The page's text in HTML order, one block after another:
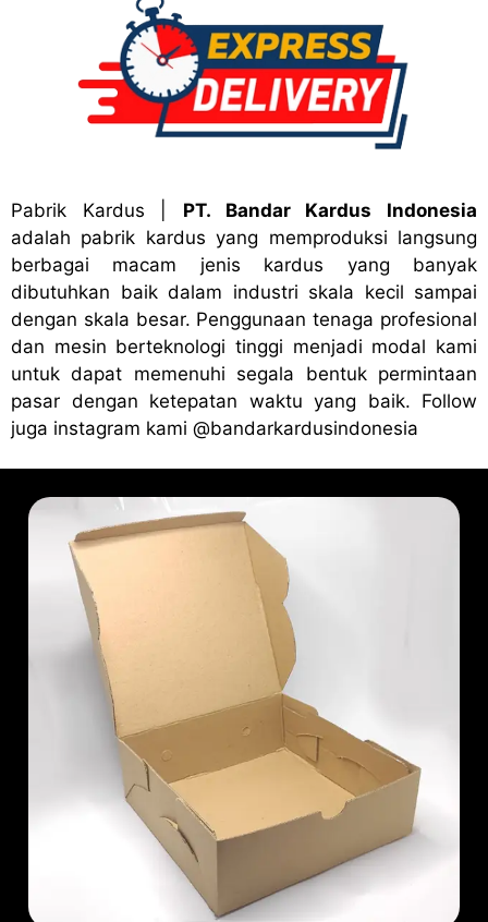
Pabrik Kardus
PT. Bandar Kardus Indonesia
adalah pabrik kardus yang memproduksi langsung
berbagai macam jenis kardus yang banyak
dibutuhkan baik dalam industri skala kecil sampai
dengan skala besar. Penggunaan tenaga profesional
dan mesin berteknologi tinggi menjadi modal kami
untuk dapat memenuhi segala bentuk permintaan
pasar dengan ketepatan waktu yang baik. Follow
juga instagram kami @bandarkardusindonesia